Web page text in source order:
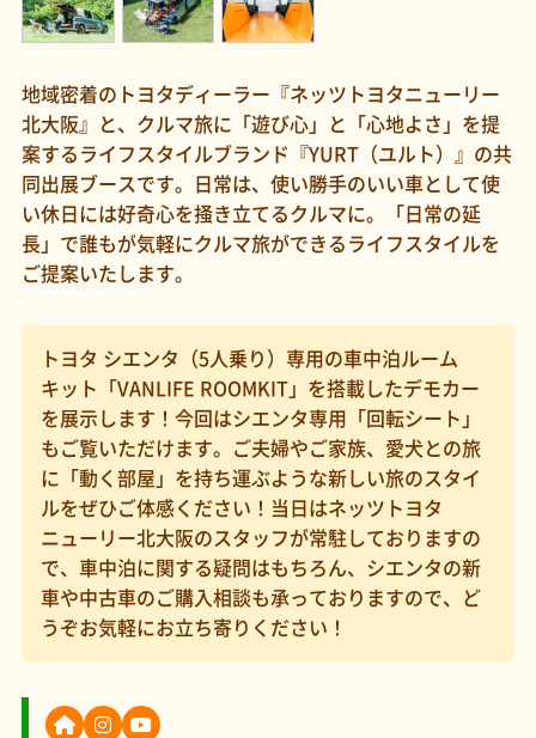
地域密着のトヨタディーラー『ネッツトヨタニューリー
北大阪』と、クルマ旅に「遊び心」と「心地よさ」を提
案するライフスタイルブランド『YURT（ユルト）』の共
同出展ブースです。日常は、使い勝手のいい車として使
い休日には好奇心を掻き立てるクルマに。「日常の延
長」で誰もが気軽にクルマ旅ができるライフスタイルを
ご提案いたします。
トヨタ シエンタ（5人乗り）専用の車中泊ルーム
キット「VANLIFE ROOMKIT」を搭載したデモカー
を展示します！今回はシエンタ専用「回転シート」
もご覧いただけます。ご夫婦やご家族、愛犬との旅
に「動く部屋」を持ち運ぶような新しい旅のスタイ
ルをぜひご体感ください！当日はネッツトヨタ
ニューリー北大阪のスタッフが常駐しておりますの
で、車中泊に関する疑問はもちろん、シエンタの新
車や中古車のご購入相談も承っておりますので、ど
うぞお気軽にお立ち寄りください！